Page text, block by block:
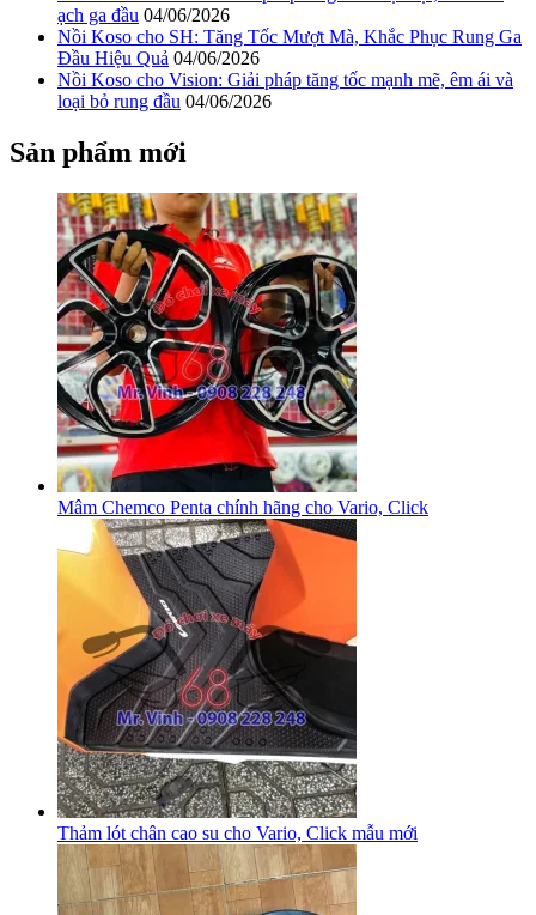
ạch ga đầu 04/06/2026
Nồi Koso cho SH: Tăng Tốc Mượt Mà, Khắc Phục Rung Ga
Đầu Hiệu Quả 04/06/2026
Nồi Koso cho Vision: Giải pháp tăng tốc mạnh mẽ, êm ái và
loại bỏ rung đầu 04/06/2026
Sản phẩm mới
Mâm Chemco Penta chính hãng cho Vario, Click
Thảm lót chân cao su cho Vario, Click mẫu mới